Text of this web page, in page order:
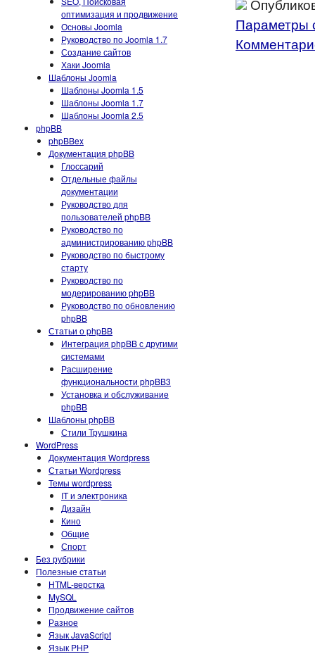
оптимизация и продвижение
Основы Joomla
Руководство по Joomla 1.7
Создание сайтов
Хаки Joomla
Шаблоны Joomla
Шаблоны Joomla 1.5
Шаблоны Joomla 1.7
Шаблоны Joomla 2.5
phpBB
phpBBex
Документация phpBB
Глоссарий
Отдельные файлы
документации
Руководство для
пользователей phpBB
Руководство по
администрированию phpBB
Руководство по быстрому
старту
Руководство по
модерированию phpBB
Руководство по обновлению
phpBB
Статьи о phpBB
Интеграция phpBB с другими
системами
Расширение
функциональности phpBB3
Установка и обслуживание
phpBB
Шаблоны phpBB
Стили Трушкина
WordPress
Документация Wordpress
Статьи Wordpress
Темы wordpress
IT и электроника
Дизайн
Кино
Общие
Спорт
Без рубрики
Полезные статьи
HTML-верстка
MySQL
Продвижение сайтов
Разное
Язык JavaScript
Язык PHP
Параметры